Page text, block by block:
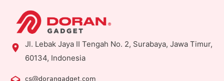
Jl. Lebak Jaya II Tengah No. 2, Surabaya, Jawa Timur,
60134, Indonesia
cs@dorangadget.com